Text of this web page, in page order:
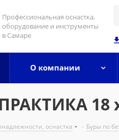
Профессиональная оснастка,
оборудование и инструменты
в Самаре
О компании
оснастка - Буры по